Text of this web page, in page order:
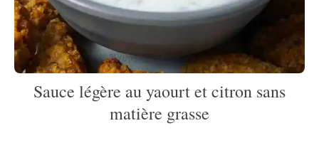
Sauce légère au yaourt et citron sans
matière grasse